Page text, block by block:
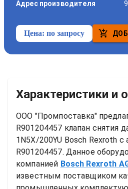
Адрес производителя
Цена: по запросу
Характеристики и
ООО "Промпоставка"
R901204457 клапан снятия
1N5X/200YU Bosch Rexroth
R901204457. Данное
компанией Bosch Rexroth
известным поставщиком